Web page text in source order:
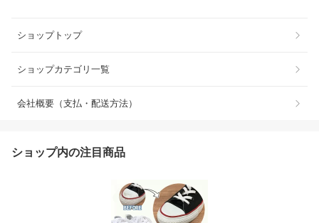
ショップトップ
ショップカテゴリ一覧
会社概要（支払・配送方法）
ショップ内の注目商品